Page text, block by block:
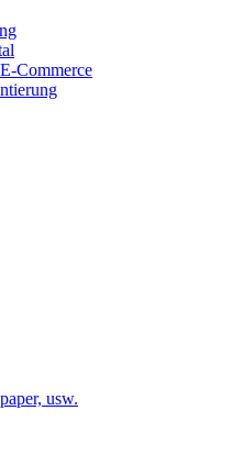
Commerce
usw.